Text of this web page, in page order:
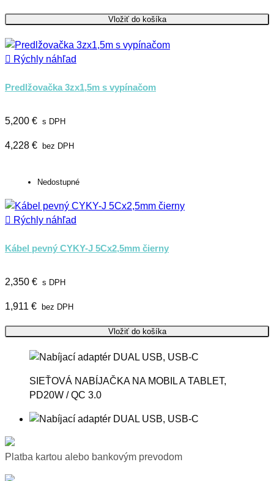
Vložiť do košíka
 Rýchly náhľad
Predlžovačka 3zx1,5m s vypínačom
5,200 € s DPH
4,228 € bez DPH
Nedostupné
 Rýchly náhľad
Kábel pevný CYKY-J 5Cx2,5mm čierny
2,350 € s DPH
1,911 € bez DPH
Vložiť do košíka
SIEŤOVÁ NABÍJAČKA NA MOBIL A TABLET,
PD20W / QC 3.0
Platba kartou alebo bankovým prevodom